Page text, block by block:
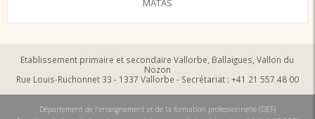
MATAS
Etablissement primaire et secondaire Vallorbe, Ballaigues, Vallon du
Nozon
Rue Louis-Ruchonnet 33 - 1337 Vallorbe - Secrétariat : +41 21 557 48 00
Département de l'enseignement et de la formation professionnelle (DEF)